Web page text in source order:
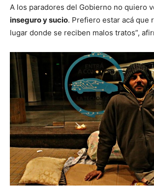
A los paradores del Gobierno no quiero
inseguro y sucio. Prefiero estar acá que
lugar donde se reciben malos tratos”,